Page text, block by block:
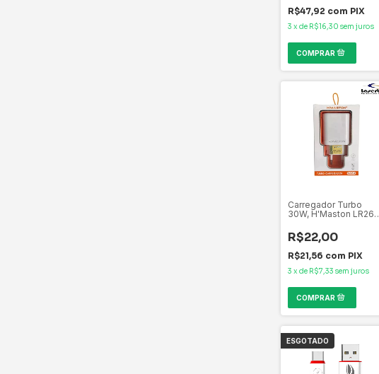
R$47,92 com PIX
3 x de R$16,30 sem juros
Carregador Turbo
30W, H'Maston LR26-
R$22,00
R$21,56 com PIX
3 x de R$7,33 sem juros
ESGOTADO